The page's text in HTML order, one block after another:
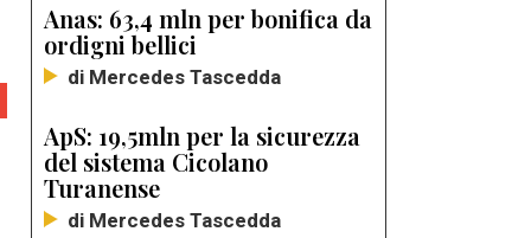
Anas: 63,4 mln per bonifica da
ordigni bellici
di Mercedes Tascedda
ApS: 19,5mln per la sicurezza
del sistema Cicolano
Turanense
di Mercedes Tascedda